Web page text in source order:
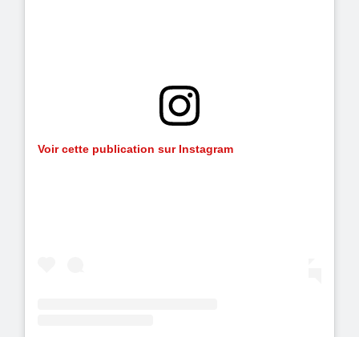
Voir cette publication sur Instagram